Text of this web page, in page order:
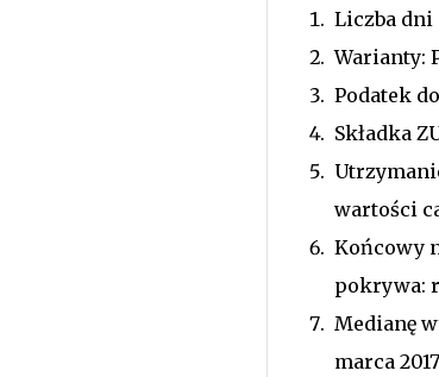
Liczba dni
Warianty:
Podatek
Składka
wartości
Końcowy
pokrywa:
Medianę
marca